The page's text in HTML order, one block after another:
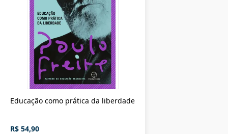
Educação como prática da liberdade
R$ 54,90